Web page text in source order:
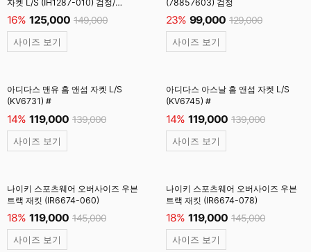
자켓 L/S (IH1287-010) 검정/
클럽골드 #
16% 125,000 149,000
사이즈 보기
(78857603) 검정
23% 99,000 129,000
사이즈 보기
아디다스 맨유 홈 앤섬 자켓 L/S
(KV6731) #
14% 119,000 139,000
사이즈 보기
아디다스 아스날 홈 앤섬 자켓 L/S
(KV6745) #
14% 119,000 139,000
사이즈 보기
나이키 스포츠웨어 오버사이즈 우븐
트랙 재킷 (IR6674-060)
18% 119,000 145,000
사이즈 보기
나이키 스포츠웨어 오버사이즈 우븐
트랙 재킷 (IR6674-078)
18% 119,000 145,000
사이즈 보기